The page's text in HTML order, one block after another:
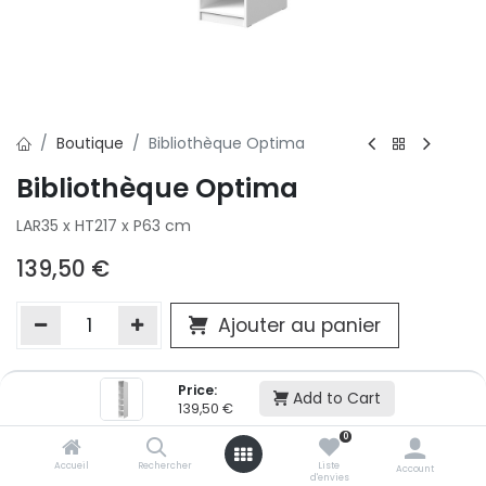
Price:
139,50 € Add to Cart
Accueil Rechercher
0
Liste
d'envies
Account
Boutique Bibliothèque Optima
Bibliothèque Optima
LAR35 x HT217 x P63 cm
139,50 €
Ajouter au panier
Ajouter à la liste d'envie
Si vous ne pouvez pas ajouter cet article dans votre panier
victime de son succès et momentanément indisponible.
renseigner directement dans votre magasin Conforama